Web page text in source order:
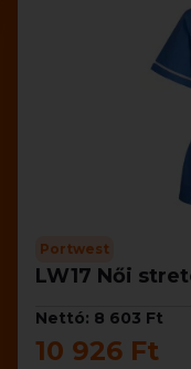
Portwest
LW17 Női
Nettó: 8 603 Ft
10 926 Ft